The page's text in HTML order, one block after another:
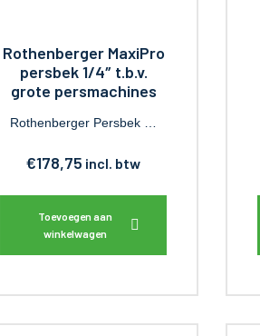
Rothenberger MaxiPro
persbek 1/4″ t.b.v.
grote persmachines
Rothenberger Persbek …
€178,75 incl. btw
Toevoegen aan
winkelwagen